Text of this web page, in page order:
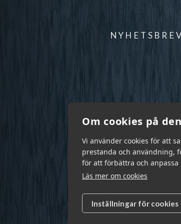
Om cookies på
Vi använder cookies för att
prestanda och användning,
för att förbättra och anpassa
Läs mer om cookies
Inställningar för cookies
Garnr Sverige AB